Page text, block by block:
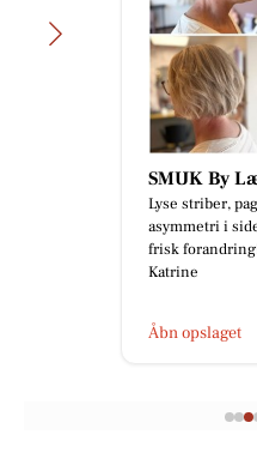
SMUK By
Lyse striber,
asymmetri i
frisk
Katrine
Åbn opslaget